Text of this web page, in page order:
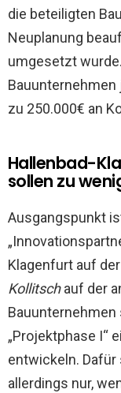
die beteiligten
Neuplanung
umgesetzt
zu 250.000€ an
Hallenbad-
sollen zu
Ausgangspunkt
Klagenfurt auf
Kollitschauf der
Bauunternehmen
„Projektphase I“
entwickeln. Dafür
allerdings nur,